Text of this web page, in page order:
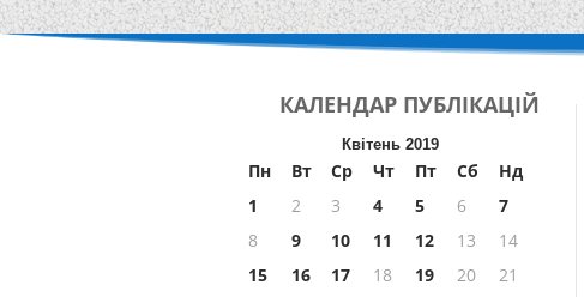
КАЛЕНДАР ПУБЛІКАЦІЙ
Квітень 2019
Пн Вт Ср Чт Пт Сб
Нд
1
2 3 4 5 6
7
8
9 10 11 12 13
14
15
16 17 18 19 20 21